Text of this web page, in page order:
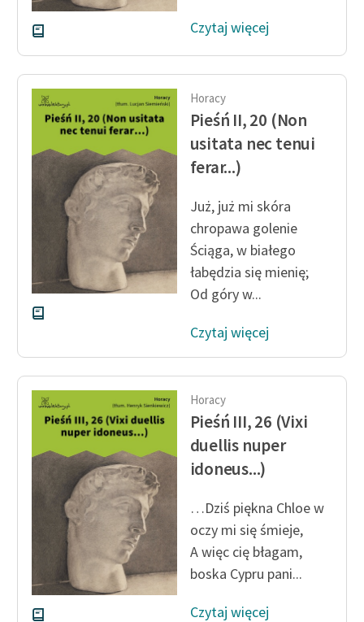
Czytaj więcej
Horacy
Pieśń II, 20 (Non
usitata nec tenui
ferar...)
Już, już mi skóra
chropawa golenie
Ściąga, w białego
łabędzia się mienię;
Od góry w...
Czytaj więcej
Horacy
Pieśń III, 26 (Vixi
duellis nuper
idoneus...)
…Dziś piękna Chloe w
oczy mi się śmieje,
A więc cię błagam,
boska Cypru pani...
Czytaj więcej